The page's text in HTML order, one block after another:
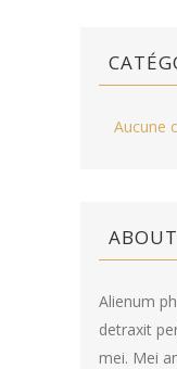
Aucune
Alienum
detraxit
mei. Mei